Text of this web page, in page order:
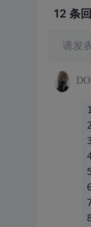
12 条
请发